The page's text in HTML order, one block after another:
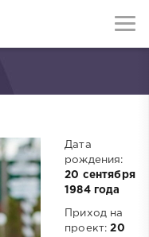
Дата
рождения:
20 сентября
1984 года
Приход на
проект:20